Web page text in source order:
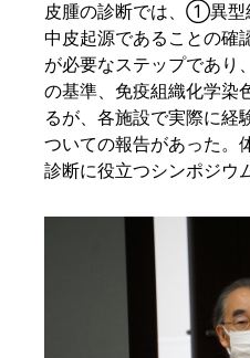
皮腫の診断では、①異
中皮起源であることの
が必要なステップであり
の基準、免疫組織化学染
るが、各施設で実際に経
ついての報告があった。
診断に役立つシンポジウ